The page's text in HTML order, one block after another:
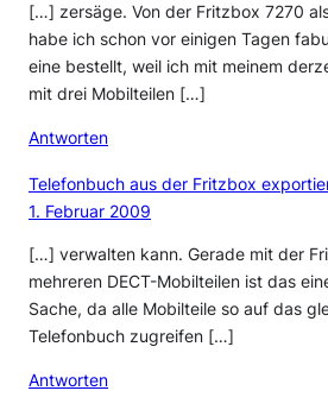
[…] zersäge. Von der Fritzbox 7270
habe ich schon vor einigen Tagen
eine bestellt, weil ich mit meinem
mit drei Mobilteilen […]
Antworten
Telefonbuch aus der Fritzbox
1. Februar 2009
[…] verwalten kann. Gerade mit der
mehreren DECT-Mobilteilen ist das
Sache, da alle Mobilteile so auf das
Telefonbuch zugreifen […]
Antworten